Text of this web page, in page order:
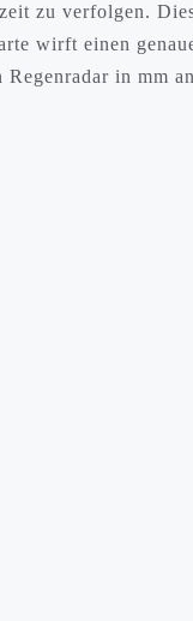
zu verfolgen.
wirft einen
in mm